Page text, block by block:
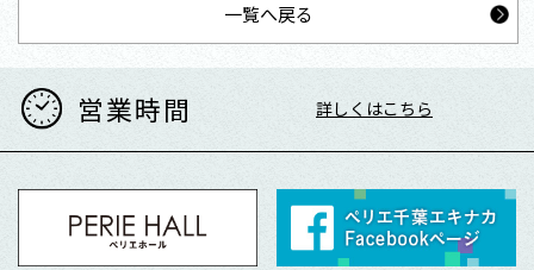
一覧へ戻る
営業時間 詳しくはこちら